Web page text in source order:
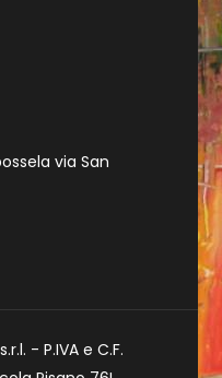
via San
- P.IVA e C.F.